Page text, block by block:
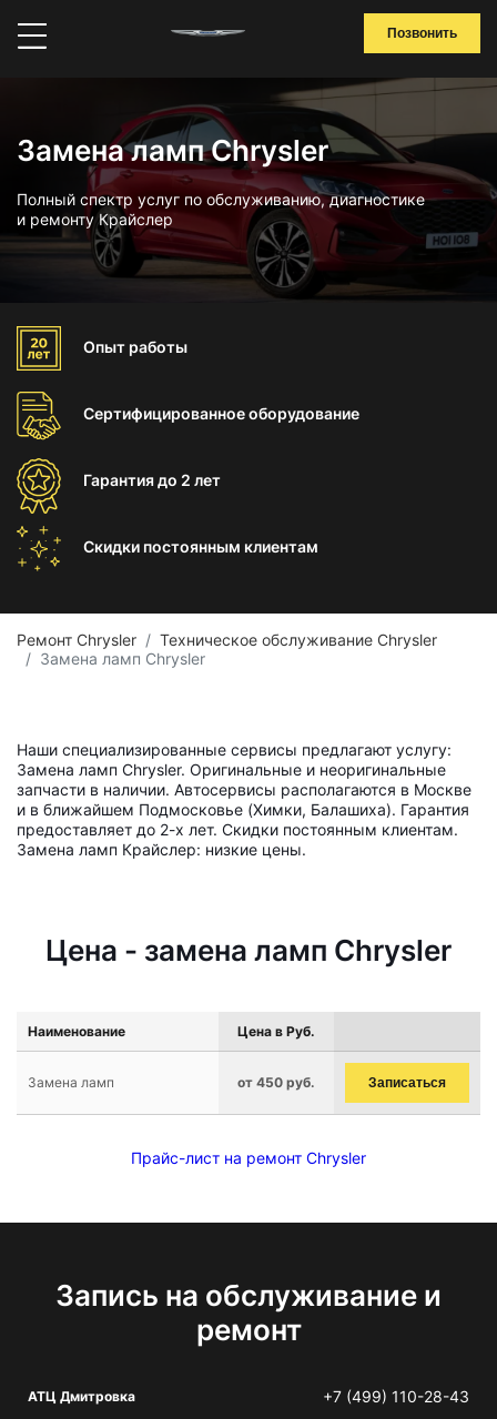
Позвонить
Замена ламп Chrysler
Полный спектр услуг по обслуживанию, диагностике
и ремонту Крайслер
Опыт работы
Сертифицированноеоборудование
Гарантиядо 2 лет
Скидки постоянным клиентам
Ремонт Chrysler
Техническое обслуживание Chrysler
Замена ламп Chrysler
Наши специализированные сервисы предлагают услугу:
Замена ламп Chrysler. Оригинальные и неоригинальные
запчасти в наличии. Автосервисы располагаются в Москве
и в ближайшем Подмосковье (Химки, Балашиха). Гарантия
предоставляет до 2-х лет. Скидки постоянным клиентам.
Замена ламп Крайслер: низкие цены.
Цена - замена ламп Chrysler
Наименование Цена в Руб.
Замена ламп от 450 руб. Записаться
Прайс-лист на ремонт Chrysler
Запись на обслуживание и
ремонт
АТЦ Дмитровка +7 (499) 110-28-43